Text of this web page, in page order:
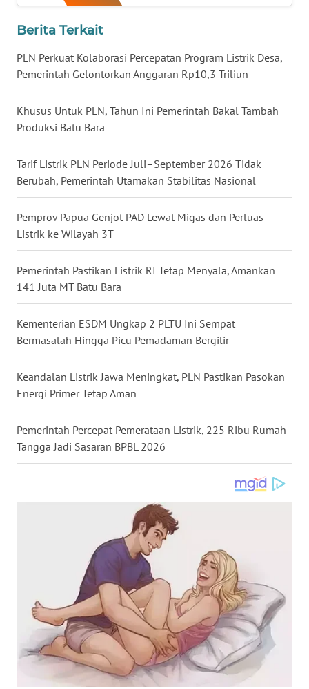
Berita Terkait
PLN Perkuat Kolaborasi Percepatan Program Listrik Desa,
Pemerintah Gelontorkan Anggaran Rp10,3 Triliun
Khusus Untuk PLN, Tahun Ini Pemerintah Bakal Tambah
Produksi Batu Bara
Tarif Listrik PLN Periode Juli–September 2026 Tidak
Berubah, Pemerintah Utamakan Stabilitas Nasional
Pemprov Papua Genjot PAD Lewat Migas dan Perluas
Listrik ke Wilayah 3T
Pemerintah Pastikan Listrik RI Tetap Menyala, Amankan
141 Juta MT Batu Bara
Kementerian ESDM Ungkap 2 PLTU Ini Sempat
Bermasalah Hingga Picu Pemadaman Bergilir
Keandalan Listrik Jawa Meningkat, PLN Pastikan Pasokan
Energi Primer Tetap Aman
Pemerintah Percepat Pemerataan Listrik, 225 Ribu Rumah
Tangga Jadi Sasaran BPBL 2026
NUSANTARA
WN
JATIM
WN
BALI
WN
KALBAR
WN
KALTENG
WN
KALTARA
WN
KALSEL
WN
KALTIM
SULSEL
WN
MALUKU
WN